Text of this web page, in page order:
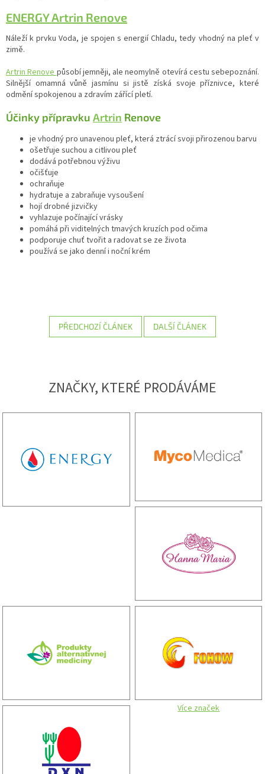
ENERGY Artrin Renove
Náleží k prvku Voda, je spojen s energií Chladu, tedy vhodný na pleť v
zimě.
Artrin Renovepůsobí jemněji, ale neomylně otevírá cestu sebepoznání.
Silnější omamná vůně jasmínu si jistě získá svoje příznivce, které
odmění spokojenou a zdravím zářící pletí.
Účinky přípravku Artrin Renove
je vhodný pro unavenou pleť, která ztrácí svoji přirozenou barvu
ošetřuje suchou a citlivou pleť
dodává potřebnou výživu
očišťuje
ochraňuje
hydratuje a zabraňuje vysoušení
hojí drobné jizvičky
vyhlazuje počínající vrásky
pomáhá při viditelných tmavých kruzích pod očima
podporuje chuť tvořit a radovat se ze života
používá se jako denní i noční krém
PŘEDCHOZÍ ČLÁNEK DALŠÍ ČLÁNEK
ZNAČKY, KTERÉ PRODÁVÁME
Více značek